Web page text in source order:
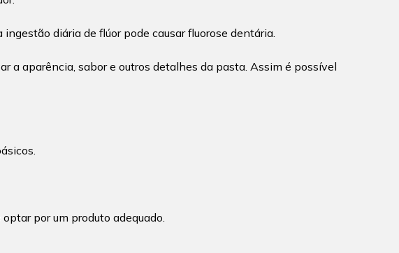
diária de flúor pode causar fluorose dentária.
a aparência, sabor e outros detalhes da pasta. Assim é possível
por um produto adequado.